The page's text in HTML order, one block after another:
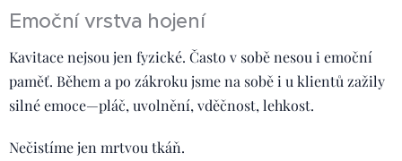
Emoční vrstva hojení
Kavitace nejsou jen fyzické. Často v sobě nesou i emoční
paměť. Během a po zákroku jsme na sobě i u klientů zažily
silné emoce—pláč, uvolnění, vděčnost, lehkost.
Nečistíme jen mrtvou tkáň.